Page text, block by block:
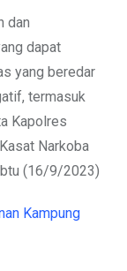
dan
dapat
yang beredar
termasuk
Kapolres
Narkoba
(16/9/2023)
Kampung